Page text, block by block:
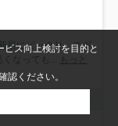
居にピッタリ。スギ
なっても...
もっと
ス向上検討を目的と
認ください。